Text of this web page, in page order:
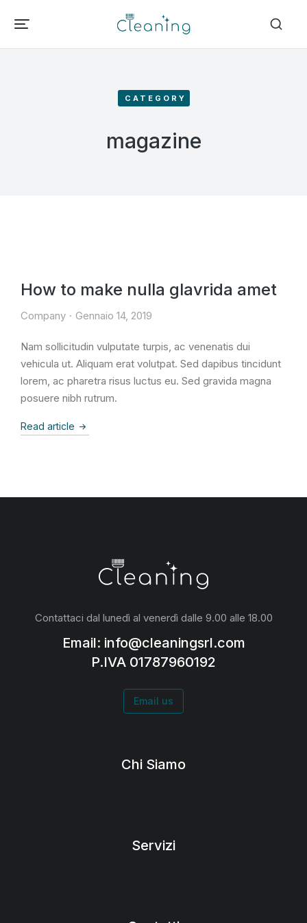
CATEGORY
magazine
How to make nulla glavrida amet
Company Gennaio 14, 2019
Nam sollicitudin vulputate turpis, ac venenatis dui
vehicula ut. Aliquam erat volutpat. Sed dapibus tincidunt
lorem, ac pharetra risus luctus eu. Sed gravida magna
posuere nibh rutrum.
Read article
Contattaci dal lunedì al venerdì dalle 9.00 alle 18.00
Email: info@cleaningsrl.com
P.IVA 01787960192
Email us
Chi Siamo
Servizi